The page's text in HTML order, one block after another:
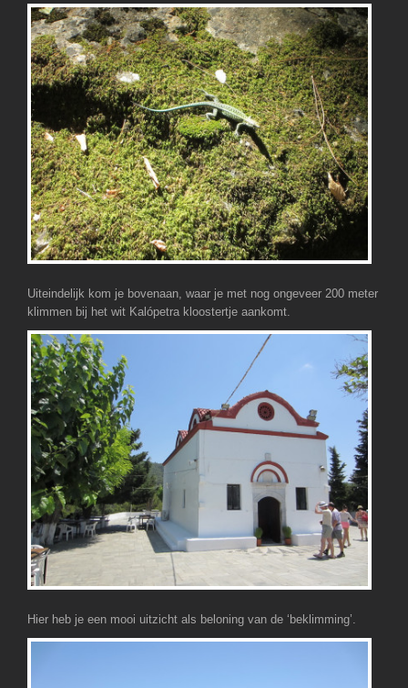
Uiteindelijk kom je bovenaan, waar je met nog ongeveer 200 meter
klimmen bij het wit Kalópetra kloostertje aankomt.
Hier heb je een mooi uitzicht als beloning van de ‘beklimming’.